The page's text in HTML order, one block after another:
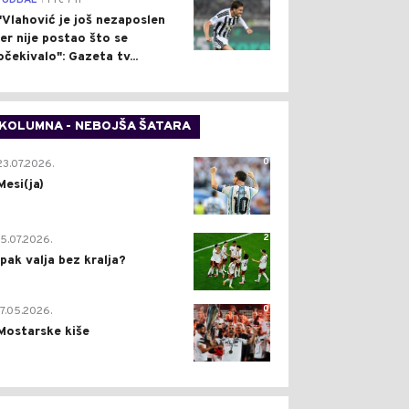
je još nezaposlen
nije postao što se
Gazeta tv...
KOLUMNA - NEBOJŠA ŠATARA
0
2
valja bez kralja?
0
kiše